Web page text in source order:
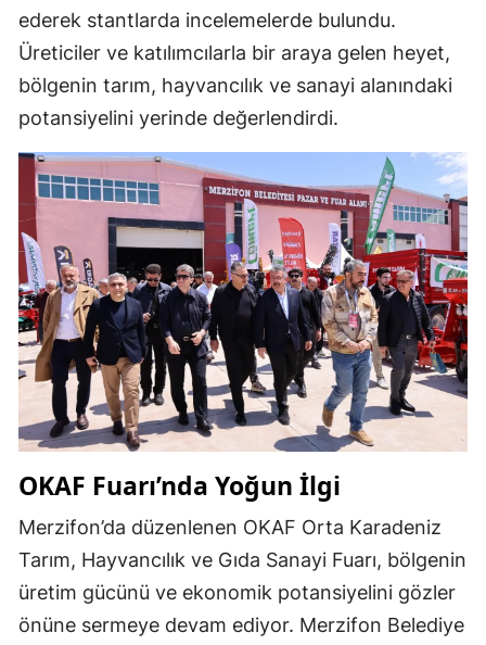
ederek stantlarda incelemelerde bulundu.
Üreticiler ve katılımcılarla bir araya gelen heyet,
bölgenin tarım, hayvancılık ve sanayi alanındaki
potansiyelini yerinde değerlendirdi.
OKAF Fuarı’nda Yoğun İlgi
Merzifon’da düzenlenen OKAF Orta Karadeniz
Tarım, Hayvancılık ve Gıda Sanayi Fuarı, bölgenin
üretim gücünü ve ekonomik potansiyelini gözler
önüne sermeye devam ediyor. Merzifon Belediye